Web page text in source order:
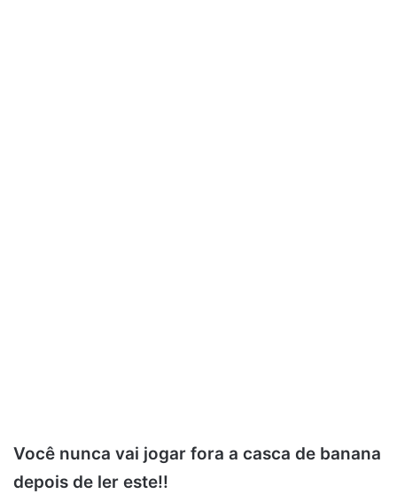
Você nunca vai jogar fora a casca de banana
depois de ler este!!